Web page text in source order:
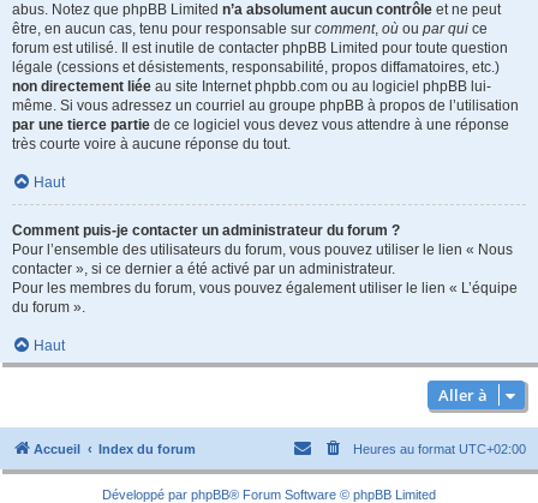
abus. Notez que phpBB Limited n’a absolument aucun contrôle et ne peut
être, en aucun cas, tenu pour responsable sur comment, où ou par qui ce
forum est utilisé. Il est inutile de contacter phpBB Limited pour toute question
légale (cessions et désistements, responsabilité, propos diffamatoires, etc.)
non directement liée au site Internet phpbb.com ou au logiciel phpBB lui-
même. Si vous adressez un courriel au groupe phpBB à propos de l’utilisation
par une tierce partie de ce logiciel vous devez vous attendre à une réponse
très courte voire à aucune réponse du tout.
Haut
Comment puis-je contacter un administrateur du forum ?
Pour l’ensemble des utilisateurs du forum, vous pouvez utiliser le lien « Nous
contacter », si ce dernier a été activé par un administrateur.
Pour les membres du forum, vous pouvez également utiliser le lien « L’équipe
du forum ».
Haut
Aller à
Accueil Index du forum Heures au format UTC+02:00
Développé par phpBB® Forum Software © phpBB Limited